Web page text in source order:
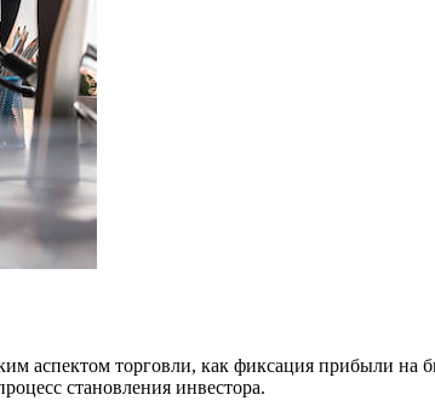
аспектом торговли, как фиксация прибыли на
становления инвестора.